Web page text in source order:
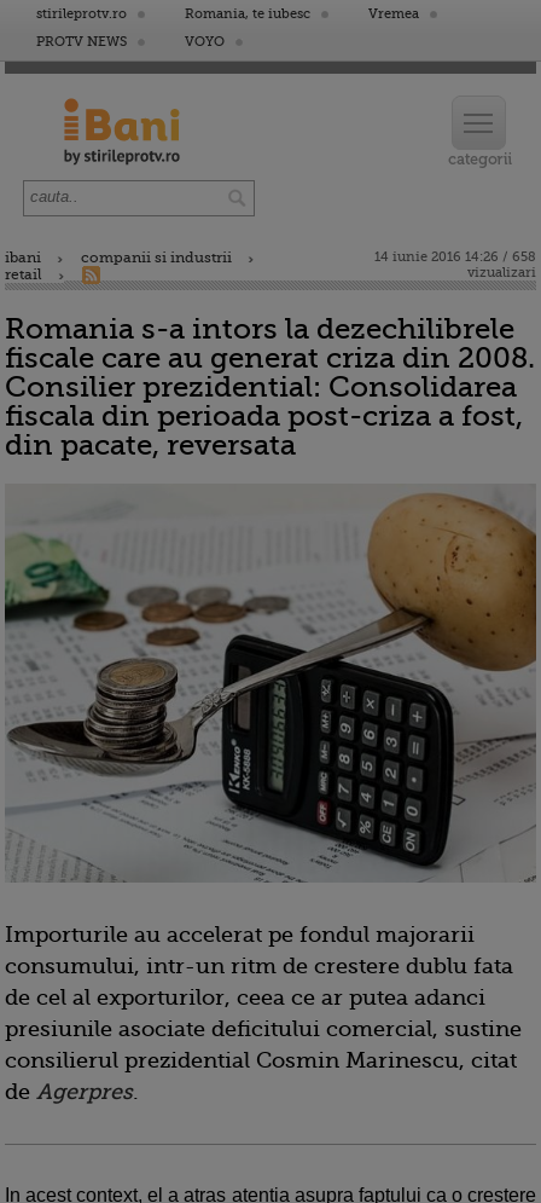
stirileprotv.ro Romania, te iubesc
Vremea
PROTV NEWS
VOYO
ibani
companii si industrii
retail
14 iunie 2016 14:26 / 658
vizualizari
Romania s-a intors la dezechilibrele
fiscale care au generat criza din 2008.
Consilier prezidential: Consolidarea
fiscala din perioada post-criza a fost,
din pacate, reversata
Importurile au accelerat pe fondul majorarii
consumului, intr-un ritm de crestere dublu fata
de cel al exporturilor, ceea ce ar putea adanci
presiunile asociate deficitului comercial, sustine
consilierul prezidential Cosmin Marinescu, citat
de Agerpres.
In acest context, el a atras atentia asupra faptului ca o crestere